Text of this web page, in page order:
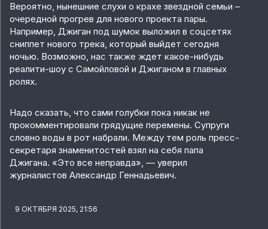
Вероятно, нынешние слухи о крахе звездной семьи –
очередной прогрев для нового проекта пары.
Например, Джиган под шумок выложил в соцсетях
сниппет нового трека, который выйдет сегодня
ночью. Возможно, нас также ждет какое-нибудь
реалити-шоу с Самойловой и Джиганом в главных
ролях.
Надо сказать, что сами голубки пока никак не
прокомментировали грядущие перемены. Супруги
словно воды в рот набрали. Между тем роль пресс-
секретаря знаменитостей взял на себя папа
Джигана. «Это все неправда», — уверил
журналистов Александр Геннадьевич.
9 ОКТЯБРЯ 2025, 21:56